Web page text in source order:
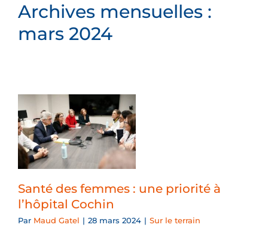
Archives mensuelles :
mars 2024
Santé des femmes : une priorité à
l’hôpital Cochin
Par Maud Gatel | 28 mars 2024 | Sur le terrain